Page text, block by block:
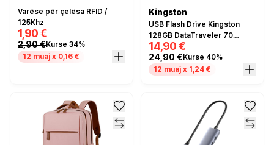
Varëse për çelësa RFID /
125Khz
1,90 €
2,90 €Kurse 34%
12 muaj x 0,16 €
Kingston
USB Flash Drive Kingston
128GB DataTraveler 70
Type-C - Zezë
14,90 €
24,90 €Kurse 40%
12 muaj x 1,24 €